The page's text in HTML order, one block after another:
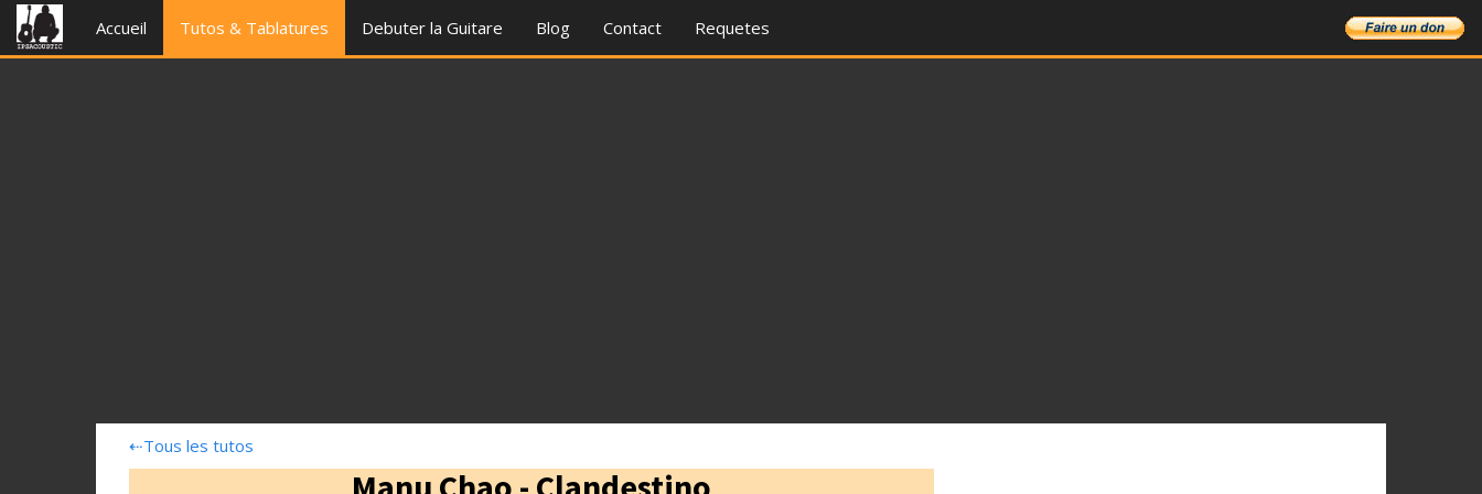
Accueil Tutos & Tablatures Debuter la Guitare Blog Contact Requetes
⇠Tous les tutos